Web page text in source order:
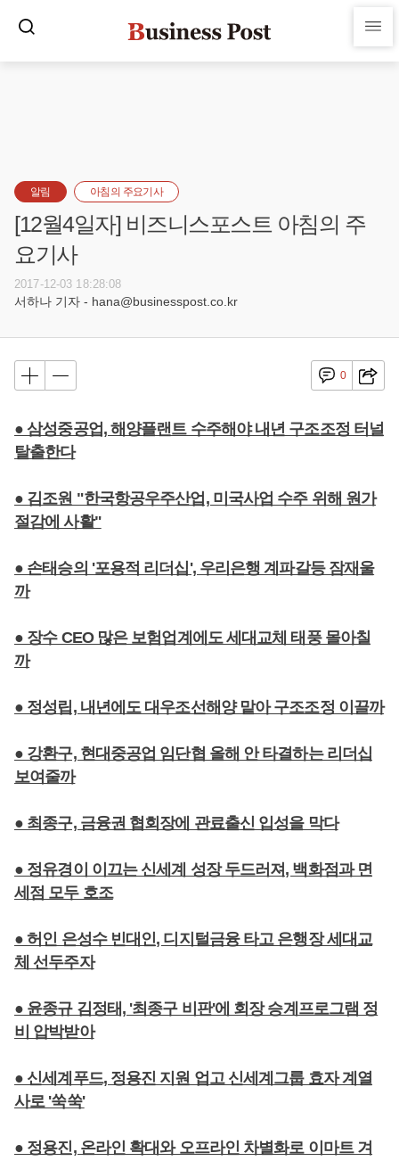
알림 아침의 주요기사
[12월4일자] 비즈니스포스트 아침의 주
요기사
2017-12-03 18:28:08
서하나 기자 - hana@businesspost.co.kr
0
● 삼성중공업, 해양플랜트 수주해야 내년 구조조정 터널
탈출한다
● 김조원 "한국항공우주산업, 미국사업 수주 위해 원가
절감에 사활"
● 손태승의 '포용적 리더십', 우리은행 계파갈등 잠재울
까
● 장수 CEO 많은 보험업계에도 세대교체 태풍 몰아칠
까
● 정성립, 내년에도 대우조선해양 맡아 구조조정 이끌까
● 강환구, 현대중공업 임단협 올해 안 타결하는 리더십
보여줄까
● 최종구, 금융권 협회장에 관료출신 입성을 막다
● 정유경이 이끄는 신세계 성장 두드러져, 백화점과 면
세점 모두 호조
● 허인 은성수 빈대인, 디지털금융 타고 은행장 세대교
체 선두주자
● 윤종규 김정태, '최종구 비판'에 회장 승계프로그램 정
비 압박받아
● 신세계푸드, 정용진 지원 업고 신세계그룹 효자 계열
사로 '쑥쑥'
● 정용진, 온라인 확대와 오프라인 차별화로 이마트 겨